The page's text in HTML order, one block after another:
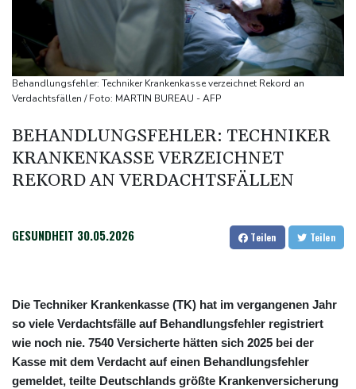
Nowitzki trauert um ersten NBA-Coach Nelson: "RIP, Legende"
Neuer Waldbrand in Südfrankreich: Mehr als 200
Feuerwehrleute im Einsatz
Umfrage: Mehrheit der Deutschen gegen Abschaffung der
"Rente mit 63"
Bericht: Dobrindt verdoppelt Anti-Drohnen-Einheiten der
Bundespolizei
Netanjahu lehnt von Trump unterstützten 15-Punkte-Plan für
Behandlungsfehler: Techniker Krankenkasse verzeichnet Rekord an
Verdachtsfällen / Foto: MARTIN BUREAU - AFP
BEHANDLUNGSFEHLER: TECHNIKER
KRANKENKASSE VERZEICHNET
REKORD AN VERDACHTSFÄLLEN
GESUNDHEIT 30.05.2026 Teilen Teilen
Die Techniker Krankenkasse (TK) hat im vergangenen Jahr
so viele Verdachtsfälle auf Behandlungsfehler registriert
wie noch nie. 7540 Versicherte hätten sich 2025 bei der
Kasse mit dem Verdacht auf einen Behandlungsfehler
gemeldet, teilte Deutschlands größte Krankenversicherung